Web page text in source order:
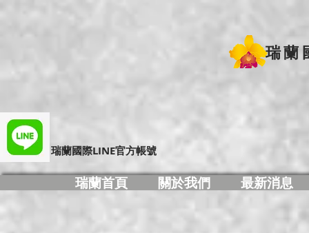
瑞蘭
​瑞蘭國際LINE官方帳號
瑞蘭首頁 關於我們 最新消息